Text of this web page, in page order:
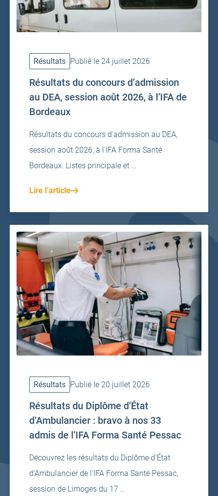
Résultats Publié le 24 juillet 2026
Résultats du concours d’admission
au DEA, session août 2026, à l’IFA de
Bordeaux
Résultats du concours d'admission au DEA,
session août 2026, à l'IFA Forma Santé
Bordeaux. Listes principale et …
Lire l’article
Résultats Publié le 20 juillet 2026
Résultats du Diplôme d’État
d’Ambulancier : bravo à nos 33
admis de l’IFA Forma Santé Pessac
Découvrez les résultats du Diplôme d'État
d'Ambulancier de l'IFA Forma Santé Pessac,
session de Limoges du 17 …